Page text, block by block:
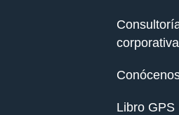
corporativa
Libro GPS